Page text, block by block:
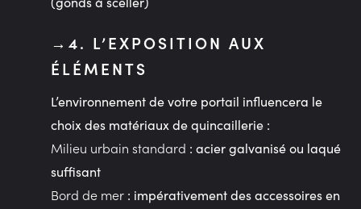
4. L’EXPOSITION AUX
ÉLÉMENTS
L’environnement de votre portail influencera le
choix des matériaux de quincaillerie :
Milieu urbain standard : acier galvanisé ou laqué
suffisant
Bord de mer: impérativement des accessoires en